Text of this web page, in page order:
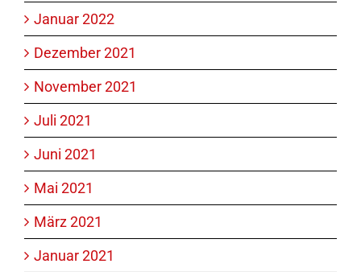
Januar 2022
Dezember 2021
November 2021
Juli 2021
Juni 2021
Mai 2021
März 2021
Januar 2021